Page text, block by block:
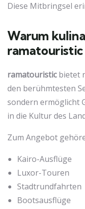
Diese Mitbringsel
Warum
ramatouristicbietet
den berühmtesten
sondern ermöglicht
in die Kultur des
Zum Angebot
Kairo-Ausflüge
Luxor-Touren
Stadtrundfahrten
Bootsausflüge